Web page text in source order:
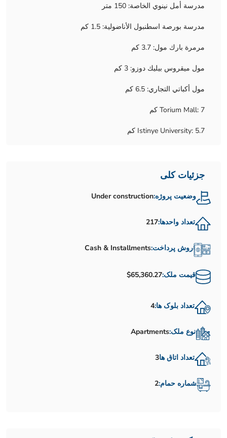
مدرسة أمل نينوي الخاصة: 150 متر
مدرسة بورصة اسطنبول الأناضولية: 1.5 كم
مرمرة بارك مول: 3.7 كم
مول ميقروس بيليك دوزو: 3 كم
مول أكباتي التجاري: 6.5 كم
Torium Mall: 7 كم
Istinye University: 5.7 كم
جزئیات کلی
وضعیت پروژه:Under construction
تعداد واحدها:217
روش پرداخت:Cash & Installments
قیمت ملک:$65,360.27
تعداد بلوک ها:4
نوع ملک:Apartments
تعداد اتاق ها3
شماره حمام:2